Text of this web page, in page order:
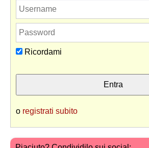
Ricordami
o registrati subito